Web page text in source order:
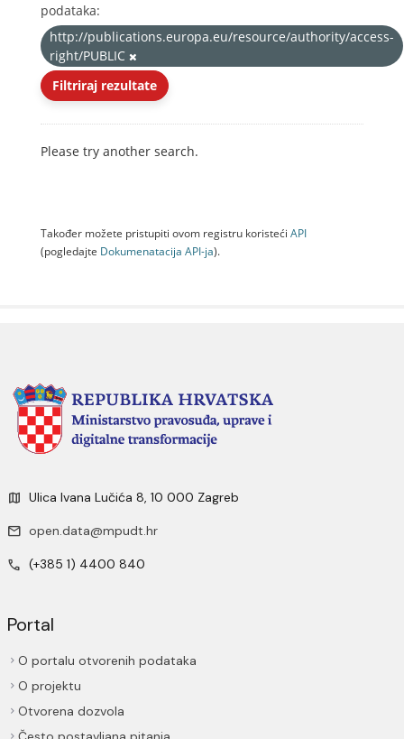
podataka:
http://publications.europa.eu/resource/authority/access-
right/PUBLIC
Filtriraj rezultate
Please try another search.
Također možete pristupiti ovom registru koristeći API
(pogledajte Dokumenаtаcijа API-jа).